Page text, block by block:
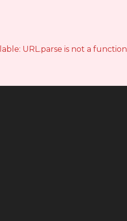
URL.parse is not a function